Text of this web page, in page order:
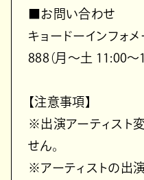
■お問い合わせ
キョードーインフォ
888（月～土 11:00～
【注意事項】
※出演アーティスト
せん。
※アーティストの出